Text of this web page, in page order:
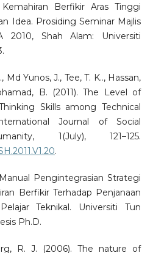
Berfikir Aras Tinggi
Idea. Prosiding Seminar Majlis
2010, Shah Alam: Universiti
Yunos, J., Tee, T. K.., Hassan,
B. (2011). The Level of
Skills among Technical
Journal of Social
1(July), 121–125.
.
Pengintegrasian Strategi
Berfikir Terhadap Penjanaan
Teknikal. Universiti Tun
Ph.D.
R. J. (2006). The nature of